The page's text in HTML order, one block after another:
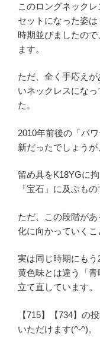
このロングネック
セットになった姿
時期並びましたの
ます。
ただ、全く手応え
いネックレスにな
た。
2010年前後の「パ
新だったでしょうが
留め具をK18YGに
「宝石」に及ぶも
ただ、この段階が
化に向かっていくこ
実は同じ時期にも
黄色味とは違う「
立て直しています。
【715】【734】の
いただけます(^-^)。